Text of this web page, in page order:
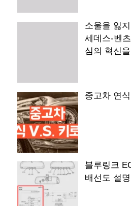
소울을 잃
세데스-벤
심의 혁신
중고차 연
블루링크
배선도 설명